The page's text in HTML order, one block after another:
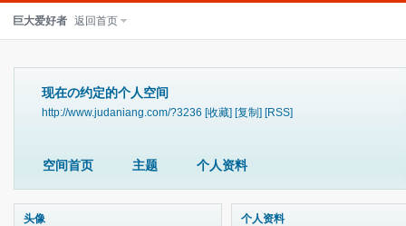
巨大爱好者 返回首页
现在の约定的个人空间
http://www.judaniang.com/?3236 [收藏] [复制] [RSS]
空间首页 主题 个人资料
头像 个人资料